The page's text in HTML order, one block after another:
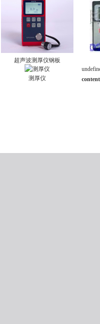
超声波测厚仪钢板
测厚仪